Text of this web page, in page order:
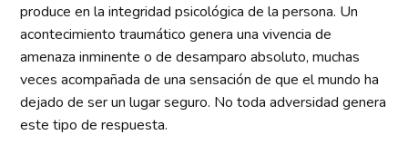
produce en la integridad psicológica de la persona. Un
acontecimiento traumático genera una vivencia de
amenaza inminente o de desamparo absoluto, muchas
veces acompañada de una sensación de que el mundo ha
dejado de ser un lugar seguro. No toda adversidad genera
este tipo de respuesta.